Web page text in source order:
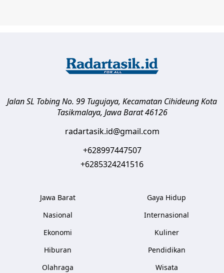
Jalan SL Tobing No. 99 Tugujaya, Kecamatan CihideungKota
Tasikmalaya, Jawa Barat 46126
radartasik.id@gmail.com
+628997447507
+6285324241516
Jawa Barat
Nasional
Ekonomi
Hiburan
Olahraga
Gaya Hidup
Internasional
Kuliner
Pendidikan
Wisata